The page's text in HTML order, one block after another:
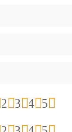
5
4
3
2